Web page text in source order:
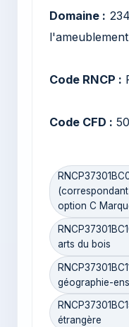
Domaine :
l'ameublement
Code RNCP :
Code CFD :
(correspondant
option C
arts du bois
géographie-
étrangère